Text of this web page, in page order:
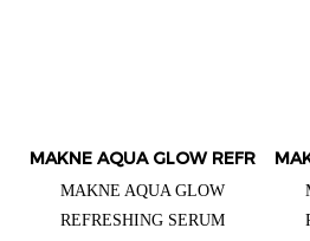
MAKNE AQUA GLOW
MAKNE AQUA GLOW
REFRESHING SERUM